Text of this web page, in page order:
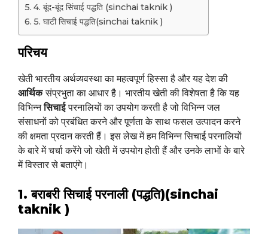
4. बूंद-बूंद सिंचाई पद्धति (sinchai taknik )
5. घाटी सिचाई पद्धति(sinchai taknik )
परिचय
खेती भारतीय अर्थव्यवस्था का महत्वपूर्ण हिस्सा है और यह देश की
आर्थिकसंप्रभुता का आधार है। भारतीय खेती की विशेषता है कि यह
विभिन्नसिचाईपरनालियों का उपयोग करती है जो विभिन्न जल
संसाधनों को प्रबंधित करने और पूर्णता के साथ फसल उत्पादन करने
की क्षमता प्रदान करती हैं। इस लेख में हम विभिन्न सिचाई परनालियों
के बारे में चर्चा करेंगे जो खेती में उपयोग होती हैं और उनके लाभों के बारे
में विस्तार से बताएंगे।
1. बराबरी सिचाई परनाली (पद्धति)(sinchai
taknik )